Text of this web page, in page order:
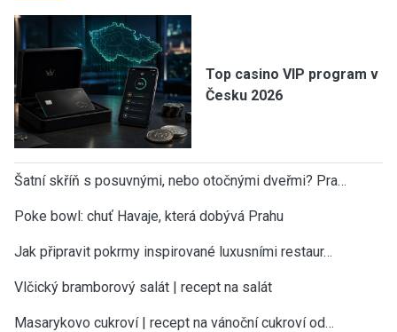
Top casino VIP program v
Česku 2026
Šatní skříň s posuvnými, nebo otočnými dveřmi? Pra…
Poke bowl: chuť Havaje, která dobývá Prahu
Jak připravit pokrmy inspirované luxusními restaur…
Vlčický bramborový salát | recept na salát
Masarykovo cukroví | recept na vánoční cukroví od…